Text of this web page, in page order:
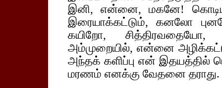
இனி, என்னை, மகனே!
இரையாக்கட்டும், கனலோ
கயிறோ,
அம்முறையில், என்னை
அந்தக் களிப்பு என் இதயத்தில்
மரணம் எனக்கு வேதனை தராது.